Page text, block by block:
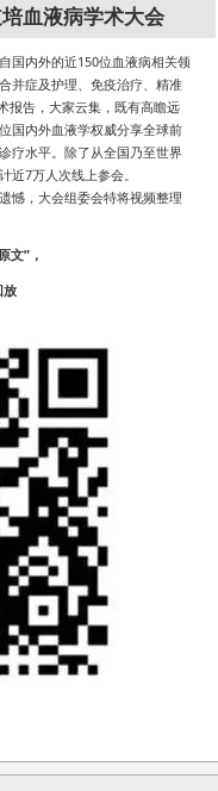
血液病学术大会
国内外的近150位血液病相关领
并症及护理、免疫治疗、精准
报告，大家云集，既有高瞻远
国内外血液学权威分享全球前
疗水平。除了从全国乃至世界
近7万人次线上参会。
憾，大会组委会特将视频整理
文”，
放